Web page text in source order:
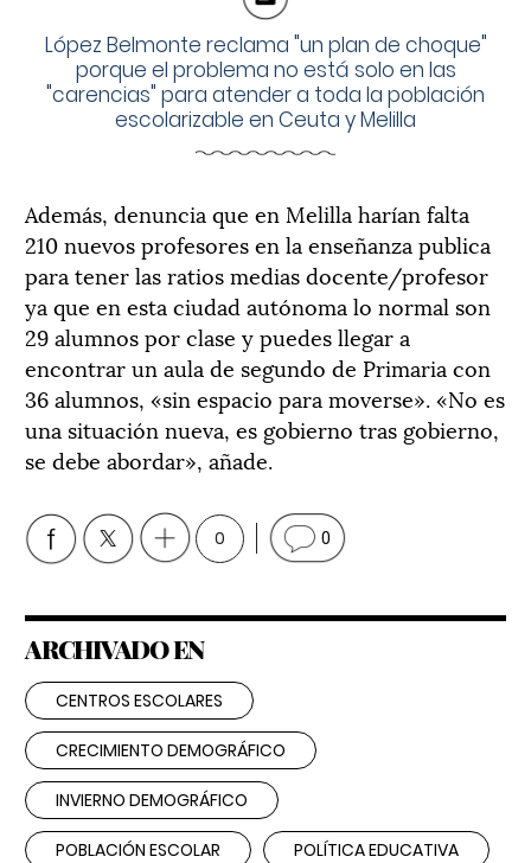
López Belmonte reclama "un plan de choque"
porque el problema no está solo en las
"carencias" para atender a toda la población
escolarizable en Ceuta y Melilla
Además, denuncia que en Melilla harían falta
210 nuevos profesores en la enseñanza publica
para tener las ratios medias docente/profesor
ya que en esta ciudad autónoma lo normal son
29 alumnos por clase y puedes llegar a
encontrar un aula de segundo de Primaria con
36 alumnos, «sin espacio para moverse». «No es
una situación nueva, es gobierno tras gobierno,
se debe abordar», añade.
0 0
ARCHIVADO EN
CENTROS ESCOLARES
CRECIMIENTO DEMOGRÁFICO
INVIERNO DEMOGRÁFICO
POBLACIÓN ESCOLAR POLÍTICA EDUCATIVA